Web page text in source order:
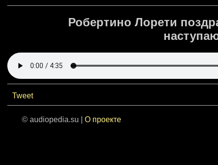
Робертино Лорети
Tweet
© audiopedia.su | О проекте